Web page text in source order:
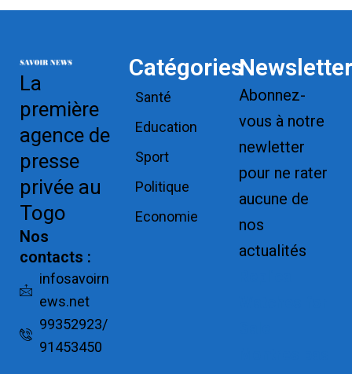
La
première
agence de
presse
privée au
Togo
Nos
contacts :
infosavoirn
ews.net
99352923/
91453450
Catégories
Santé
Education
Sport
Politique
Economie
Newsletter
Abonnez-
vous à notre
newletter
pour ne rater
aucune de
nos
actualités